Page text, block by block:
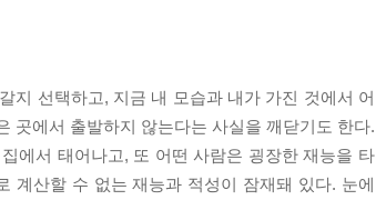
지 선택하고, 지금 내 모습과 내가 가진 것에서 어
곳에서 출발하지 않는다는 사실을 깨닫기도 한다.
에서 태어나고, 또 어떤 사람은 굉장한 재능을 타
계산할 수 없는 재능과 적성이 잠재돼 있다. 눈에